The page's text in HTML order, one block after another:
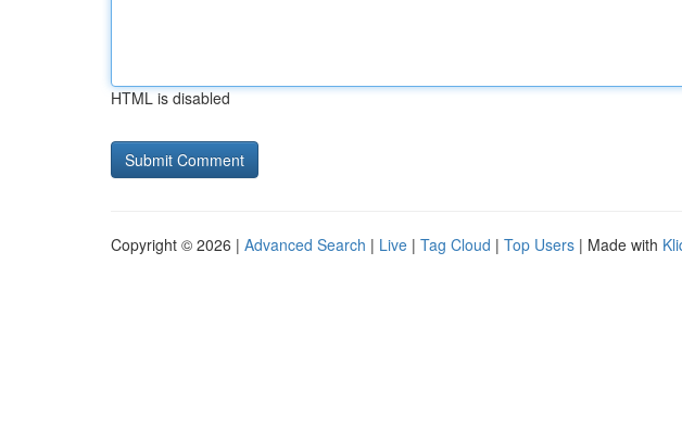
HTML is disabled
Copyright © 2026 | Advanced Search | Live | Tag Cloud | Top Users | Made with